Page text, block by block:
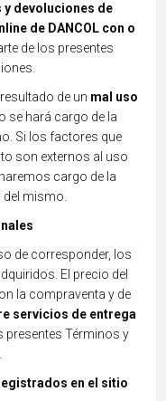
y devoluciones de
de DANCOL con o
de los presentes
de un mal uso
se hará cargo de la
Si los factores que
son externos al uso
cargo de la
mismo.
de corresponder, los
El precio del
la compraventa y de
servicios de entrega
presentes Términos y
en el sitio